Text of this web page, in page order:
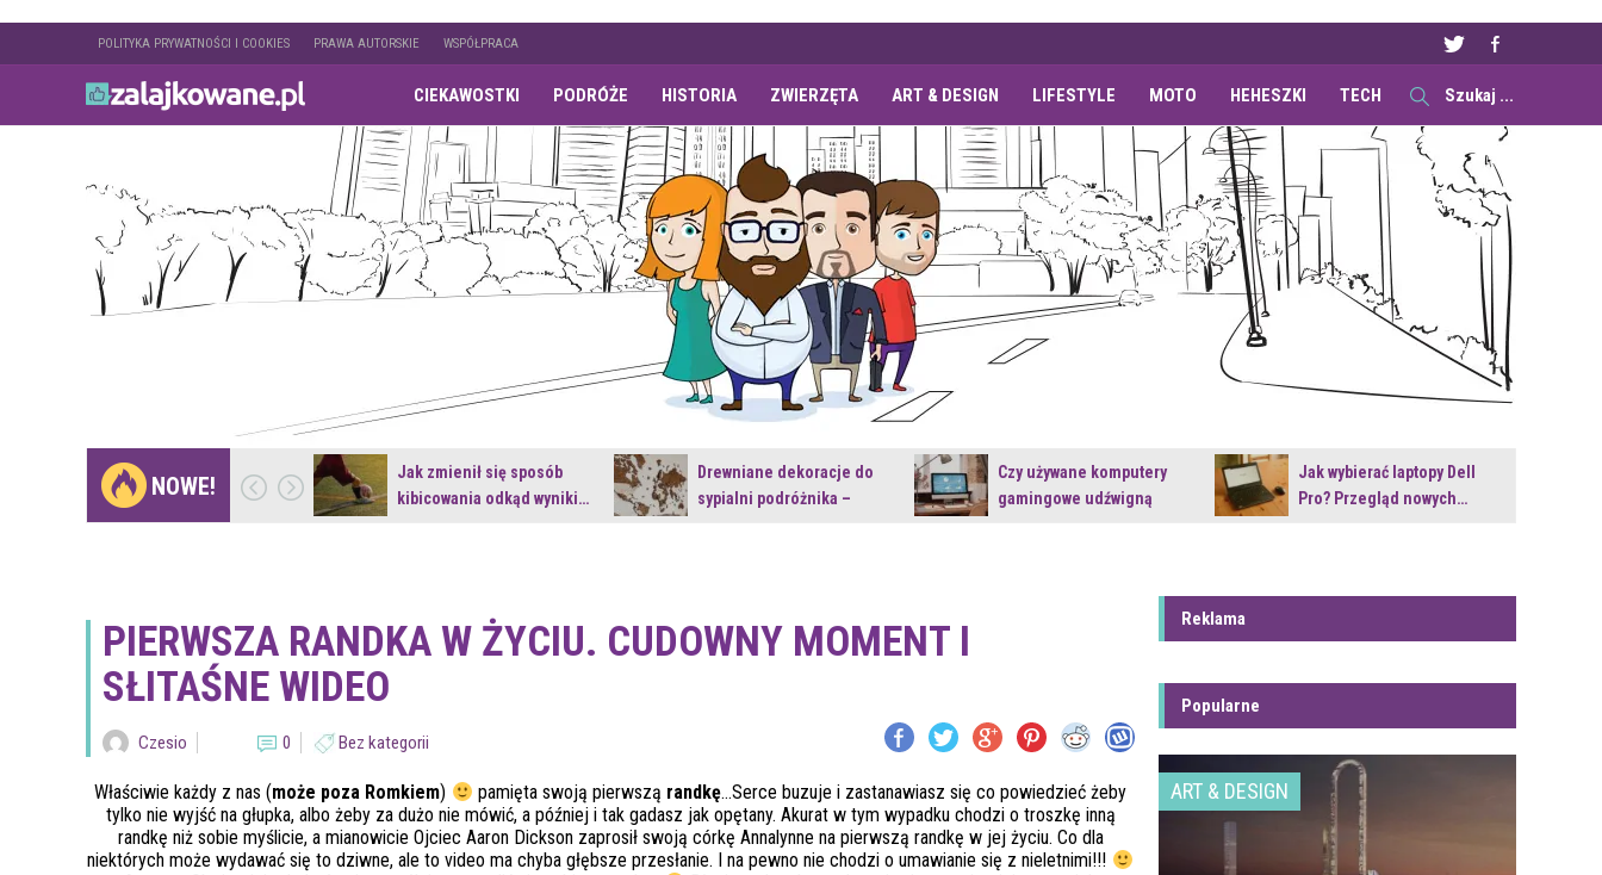
POLITYKA PRYWATNOŚCI I COOKIES PRAWA AUTORSKIE WSPÓŁPRACA
CIEKAWOSTKI PODRÓŻE HISTORIA ZWIERZĘTA ART & DESIGN LIFESTYLE MOTO HEHESZKI TECH
NOWE!
Gdzie pojechać na
weekend z naturą w…
Jak zmienił się sposób
kibicowania odkąd wyniki…
Drewniane dekoracje do
sypialni podróżnika –
Czy używane komputery
gamingowe udźwigną
Jak wybierać laptopy Dell
Pro? Przegląd nowych…
PIERWSZA RANDKA W ŻYCIU. CUDOWNY MOMENT I
SŁITAŚNE WIDEO
Czesio 0 Bez kategorii
Właściwie każdy z nas (może poza Romkiem) pamięta swoją pierwszą randkę…Serce buzuje i zastanawiasz się co powiedzieć żeby
tylko nie wyjść na głupka, albo żeby za dużo nie mówić, a później i tak gadasz jak opętany. Akurat w tym wypadku chodzi o troszkę inną
randkę niż sobie myślicie, a mianowicie Ojciec Aaron Dickson zaprosił swoją córkę Annalynne na pierwszą randkę w jej życiu. Co dla
niektórych może wydawać się to dziwne, ale to video ma chyba głębsze przesłanie. I na pewno nie chodzi o umawianie się z nieletnimi!!!
Reklama
Popularne
ART & DESIGN